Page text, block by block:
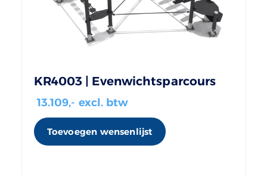
KR4003 | Evenwichtsparcours
13.109,- excl. btw
Toevoegen wensenlijst